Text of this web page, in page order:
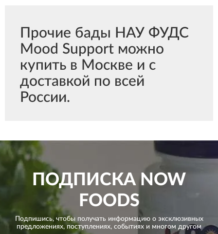
Прочие бады НАУ ФУДС
Mood Support можно
купить в Москве и с
доставкой по всей
России.
ПОДПИСКАNOW
FOODS
Подпишись, чтобы получать информацию о эксклюзивных
предложениях, поступлениях, событиях и многом другом